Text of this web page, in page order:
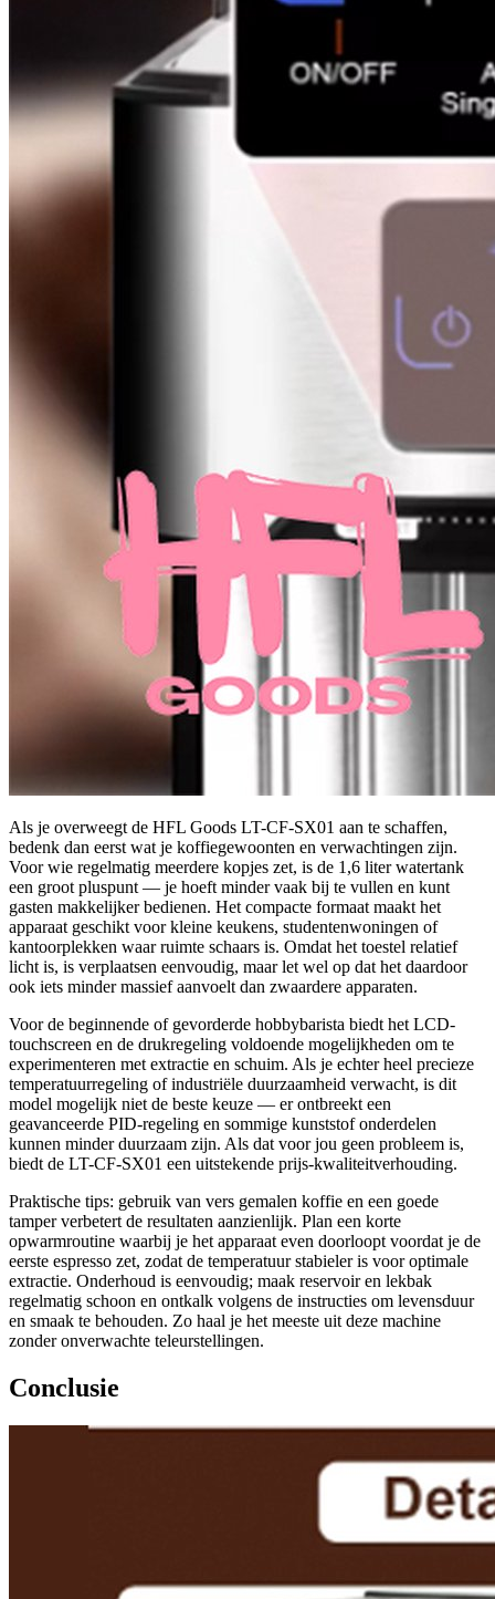
Als je overweegt de HFL Goods LT-CF-SX01 aan te schaffen,
bedenk dan eerst wat je koffiegewoonten en verwachtingen zijn.
Voor wie regelmatig meerdere kopjes zet, is de 1,6 liter watertank
een groot pluspunt — je hoeft minder vaak bij te vullen en kunt
gasten makkelijker bedienen. Het compacte formaat maakt het
apparaat geschikt voor kleine keukens, studentenwoningen of
kantoorplekken waar ruimte schaars is. Omdat het toestel relatief
licht is, is verplaatsen eenvoudig, maar let wel op dat het daardoor
ook iets minder massief aanvoelt dan zwaardere apparaten.
Voor de beginnende of gevorderde hobbybarista biedt het LCD-
touchscreen en de drukregeling voldoende mogelijkheden om te
experimenteren met extractie en schuim. Als je echter heel precieze
temperatuurregeling of industriële duurzaamheid verwacht, is dit
model mogelijk niet de beste keuze — er ontbreekt een
geavanceerde PID-regeling en sommige kunststof onderdelen
kunnen minder duurzaam zijn. Als dat voor jou geen probleem is,
biedt de LT-CF-SX01 een uitstekende prijs-kwaliteitverhouding.
Praktische tips: gebruik van vers gemalen koffie en een goede
tamper verbetert de resultaten aanzienlijk. Plan een korte
opwarmroutine waarbij je het apparaat even doorloopt voordat je de
eerste espresso zet, zodat de temperatuur stabieler is voor optimale
extractie. Onderhoud is eenvoudig; maak reservoir en lekbak
regelmatig schoon en ontkalk volgens de instructies om levensduur
en smaak te behouden. Zo haal je het meeste uit deze machine
zonder onverwachte teleurstellingen.
Conclusie